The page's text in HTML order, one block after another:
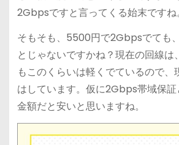
2Gbpsですと言ってくる始末ですね。
そもそも、5500円で2Gbpsでても
とじゃないですかね？現在の回線は
もこのくらいは軽くでているので、
はしています。仮に2Gbps帯域保
金額だと安いと思いますね。